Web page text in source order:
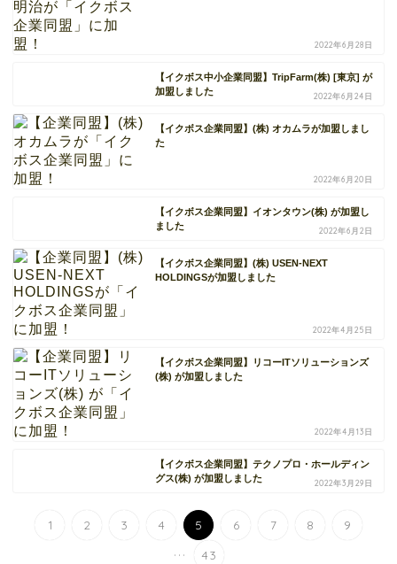
2022年6月28日
【イクボス中小企業同盟】TripFarm(株) [東京] が
加盟しました
2022年6月24日
【イクボス企業同盟】(株) オカムラが加盟しまし
た
2022年6月20日
【イクボス企業同盟】イオンタウン(株) が加盟し
ました
2022年6月2日
【イクボス企業同盟】(株) USEN-NEXT
HOLDINGSが加盟しました
2022年4月25日
【イクボス企業同盟】リコーITソリューションズ
(株) が加盟しました
2022年4月13日
【イクボス企業同盟】テクノプロ・ホールディン
グス(株) が加盟しました
2022年3月29日
1 2 3 4 5 6 7 8 9
... 43